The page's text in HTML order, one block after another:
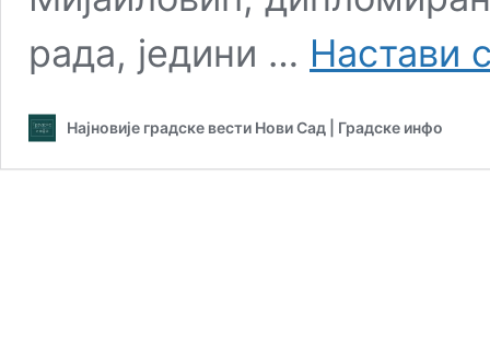
рада, једини … Настави
Најновије градске вести Нови Сад | Градске инфо